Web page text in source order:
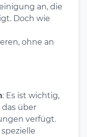
an, die
Doch wie
ohne an
: Es ist wichtig,
über
verfügt.